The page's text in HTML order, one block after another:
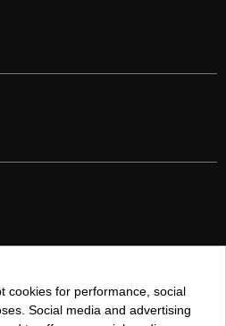
cookies for performance, social
Social media and advertising